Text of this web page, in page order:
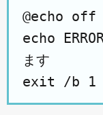
@echo off
echo
ます
exit /b 1